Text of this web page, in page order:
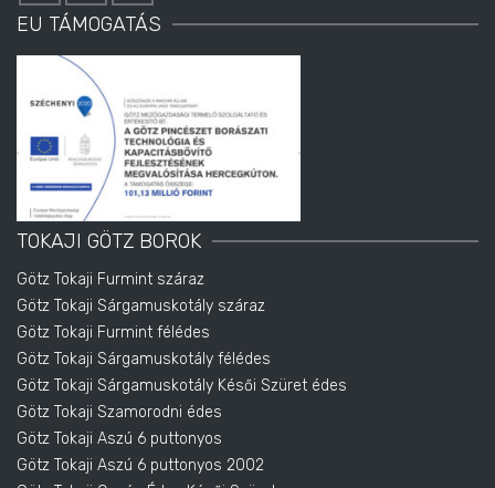
EU TÁMOGATÁS
TOKAJI GÖTZ BOROK
Götz Tokaji Furmint száraz
Götz Tokaji Sárgamuskotály száraz
Götz Tokaji Furmint félédes
Götz Tokaji Sárgamuskotály félédes
Götz Tokaji Sárgamuskotály Késői Szüret édes
Götz Tokaji Szamorodni édes
Götz Tokaji Aszú 6 puttonyos
Götz Tokaji Aszú 6 puttonyos 2002